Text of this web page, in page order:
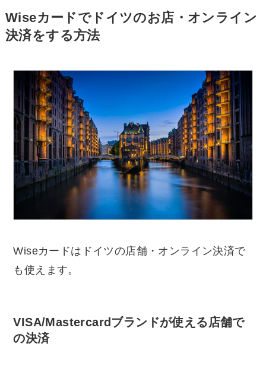
Wiseカードでドイツのお店・オンライン
決済をする方法
Wiseカードはドイツの店舗・オンライン決済で
も使えます。
VISA/Mastercardブランドが使える店舗で
の決済